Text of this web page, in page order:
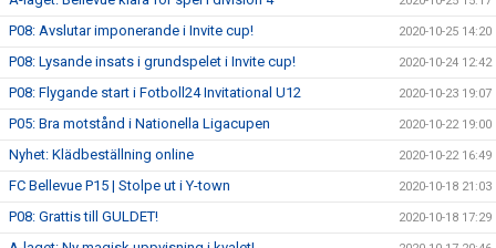
P08: Avslutar imponerande i Invite cup! 2020-10-25 14:20
P08: Lysande insats i grundspelet i Invite cup! 2020-10-24 12:42
P08: Flygande start i Fotboll24 Invitational U12 2020-10-23 19:07
P05: Bra motstånd i Nationella Ligacupen 2020-10-22 19:00
Nyhet: Klädbeställning online 2020-10-22 16:49
FC Bellevue P15 | Stolpe ut i Y-town 2020-10-18 21:03
P08: Grattis till GULDET! 2020-10-18 17:29